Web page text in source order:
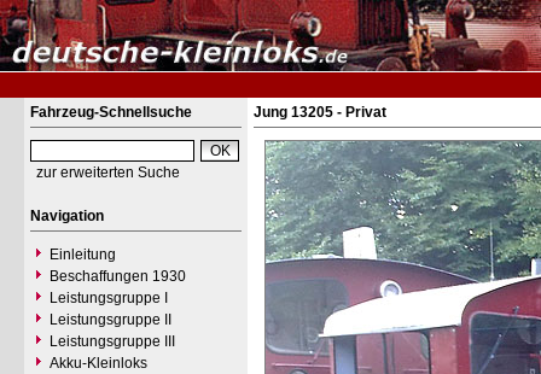
Fahrzeug-Schnellsuche
zur erweiterten Suche
Navigation
Einleitung
Beschaffungen 1930
Leistungsgruppe I
Leistungsgruppe II
Leistungsgruppe III
Akku-Kleinloks
Jung 13205 - Privat